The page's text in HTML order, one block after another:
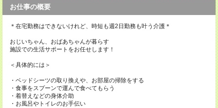
お仕事の概要
＊在宅勤務はできないけれど、時短も週2日勤務も叶う介護＊
おじいちゃん、おばあちゃんが暮らす
施設での生活サポートをお任せします！
＜具体的には＞
・ベッドシーツの取り換えや、お部屋の掃除をする
・食事をスプーンで運んで食べてもらう
・着替えなどの身体介助
・お風呂やトイレのお手伝い